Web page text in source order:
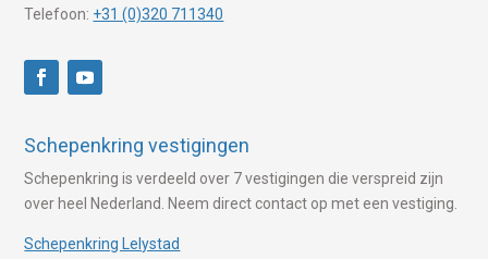
Telefoon: +31 (0)320 711340
Schepenkring vestigingen
Schepenkring is verdeeld over 7 vestigingen die verspreid zijn
over heel Nederland. Neem direct contact op met een vestiging.
Schepenkring Lelystad